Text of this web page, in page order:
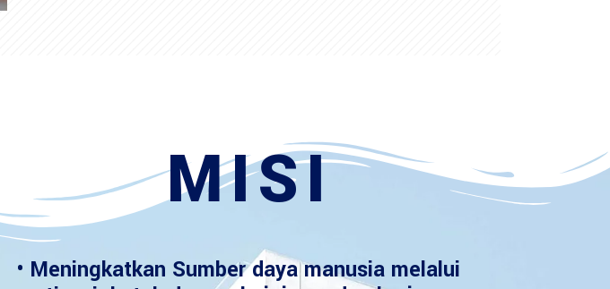
MISI
• Meningkatkan Sumber daya manusia melalui